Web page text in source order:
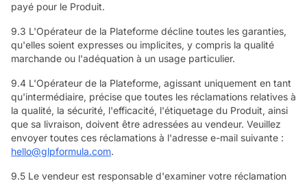
payé pour le Produit.
9.3 L'Opérateur de la Plateforme décline toutes les garanties,
qu'elles soient expresses ou implicites, y compris la qualité
marchande ou l'adéquation à un usage particulier.
9.4 L'Opérateur de la Plateforme, agissant uniquement en tant
qu'intermédiaire, précise que toutes les réclamations relatives à
la qualité, la sécurité, l'efficacité, l'étiquetage du Produit, ainsi
que sa livraison, doivent être adressées au vendeur. Veuillez
envoyer toutes ces réclamations à l'adresse e-mail suivante :
hello@glpformula.com.
9.5 Le vendeur est responsable d'examiner votre réclamation